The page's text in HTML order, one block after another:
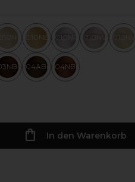
010N 010NB 010NP 010NV 010NW
04ABn 04NB
In den Warenkorb